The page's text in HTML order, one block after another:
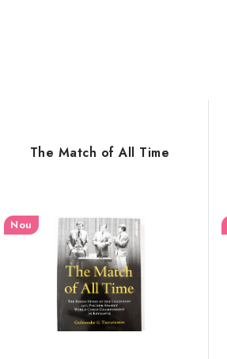
The Match of All Time
Nou